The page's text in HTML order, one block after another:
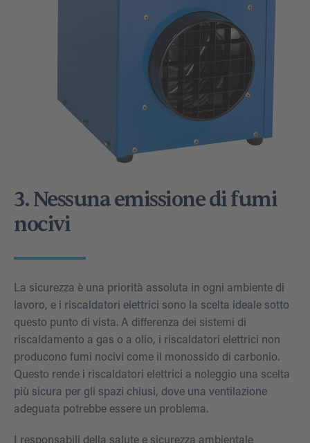
3. Nessuna emissione di fumi
nocivi
La sicurezza è una priorità assoluta in ogni ambiente di
lavoro, e i riscaldatori elettrici sono la scelta ideale sotto
questo punto di vista. A differenza dei sistemi di
riscaldamento a gas o a olio, i riscaldatori elettrici non
producono fumi nocivi come il monossido di carbonio.
Questo rende i riscaldatori elettrici a noleggio una scelta
più sicura per gli spazi chiusi, dove una ventilazione
adeguata potrebbe essere un problema.